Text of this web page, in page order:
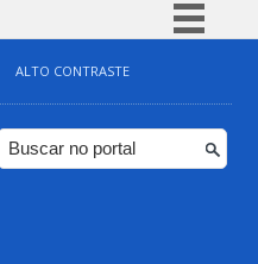
Simplifique!
Comunica BR
Participe
ALTO CONTRASTE